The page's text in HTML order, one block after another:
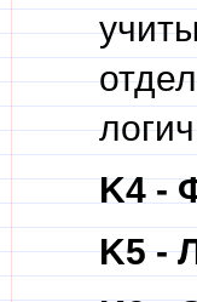
K4 -
K5 -